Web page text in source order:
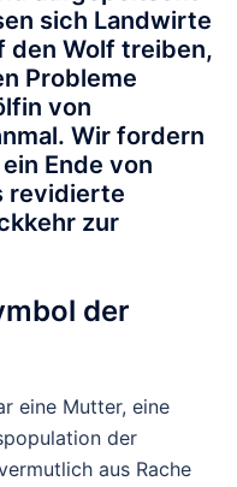
sich Landwirte
den Wolf treiben,
Probleme
von
Wir fordern
Ende von
revidierte
zur
der
eine Mutter, eine
der
aus Rache